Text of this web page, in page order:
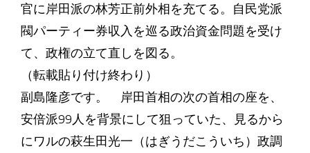
官に岸田派の林芳正前外相を充てる。自民党派
閥パーティー券収入を巡る政治資金問題を受け
て、政権の立て直しを図る。
（転載貼り付け終わり）
副島隆彦です。 岸田首相の次の首相の座を、
安倍派99人を背景にして狙っていた、見るから
にワルの萩生田光一（はぎうだこういち）政調